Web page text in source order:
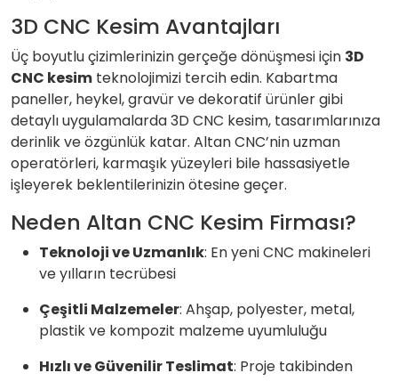
3D CNC Kesim Avantajları
Üç boyutlu çizimlerinizin gerçeğe dönüşmesi için 3D
CNC kesim teknolojimizi tercih edin. Kabartma
paneller, heykel, gravür ve dekoratif ürünler gibi
detaylı uygulamalarda 3D CNC kesim, tasarımlarınıza
derinlik ve özgünlük katar. Altan CNC’nin uzman
operatörleri, karmaşık yüzeyleri bile hassasiyetle
işleyerek beklentilerinizin ötesine geçer.
Neden Altan CNC Kesim Firması?
Teknoloji ve Uzmanlık: En yeni CNC makineleri
ve yılların tecrübesi
Çeşitli Malzemeler: Ahşap, polyester, metal,
plastik ve kompozit malzeme uyumluluğu
Hızlı ve Güvenilir Teslimat: Proje takibinden